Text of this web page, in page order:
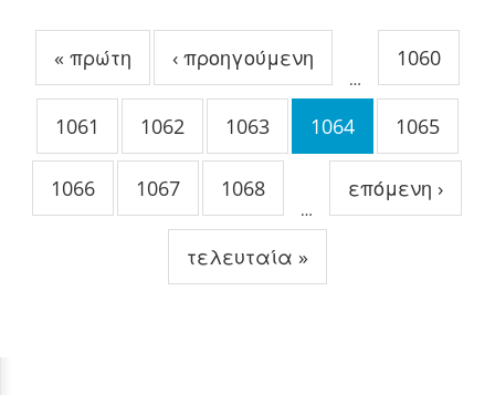
« πρώτη ‹ προηγούμενη
…
1060
1061 1062 1063 1064 1065
1066 1067 1068
…
επόμενη ›
τελευταία »